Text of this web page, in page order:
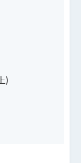
)